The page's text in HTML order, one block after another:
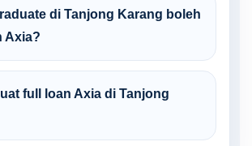
di Tanjong Karang boleh
Axia?
full loan Axia di Tanjong